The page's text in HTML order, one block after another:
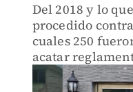
Del 2018 y lo
procedido
cuales 250
acatar
trabajar sin